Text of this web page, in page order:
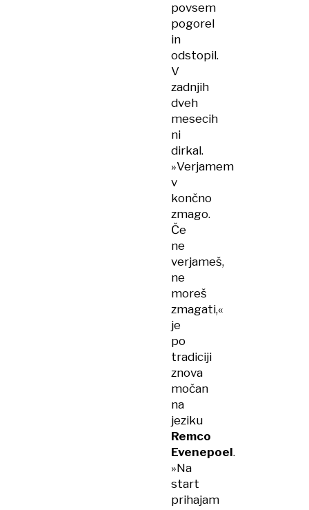
povsem
pogorel
in
odstopil.
V
zadnjih
dveh
mesecih
ni
dirkal.
»Verjamem
v
končno
zmago.
Če
ne
verjameš,
ne
moreš
zmagati,«
je
po
tradiciji
znova
močan
na
jeziku
Remco
Evenepoel.
»Na
start
prihajam